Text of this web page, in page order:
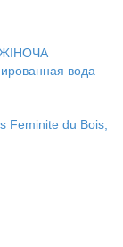
вода